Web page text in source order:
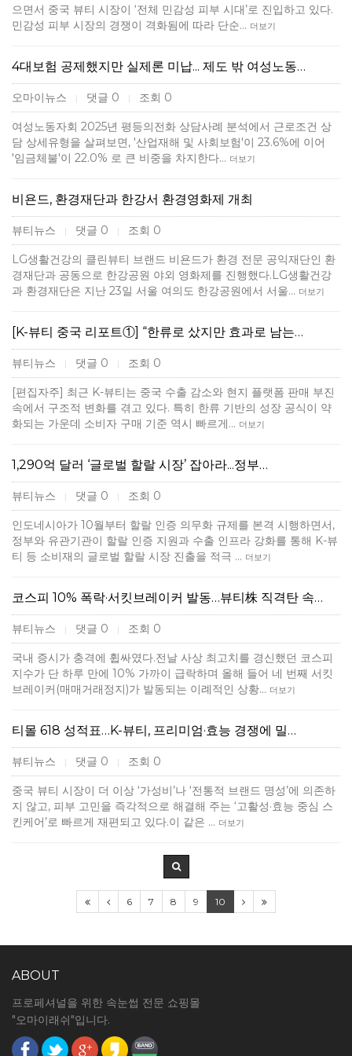
으면서 중국 뷰티 시장이 ‘전체 민감성 피부 시대’로 진입하고 있다.
민감성 피부 시장의 경쟁이 격화됨에 따라 단순… 더보기
4대보험 공제했지만 실제론 미납... 제도 밖 여성노동…
오마이뉴스 | 댓글 0 | 조회 0
여성노동자회 2025년 평등의전화 상담사례 분석에서 근로조건 상
담 상세유형을 살펴보면, '산업재해 및 사회보험'이 23.6%에 이어
'임금체불'이 22.0% 로 큰 비중을 차지한다… 더보기
비욘드, 환경재단과 한강서 환경영화제 개최
뷰티뉴스 | 댓글 0 | 조회 0
LG생활건강의 클린뷰티 브랜드 비욘드가 환경 전문 공익재단인 환
경재단과 공동으로 한강공원 야외 영화제를 진행했다.LG생활건강
과 환경재단은 지난 23일 서울 여의도 한강공원에서 서울… 더보기
[K-뷰티 중국 리포트①] “한류로 샀지만 효과로 남는…
뷰티뉴스 | 댓글 0 | 조회 0
[편집자주] 최근 K-뷰티는 중국 수출 감소와 현지 플랫폼 판매 부진
속에서 구조적 변화를 겪고 있다. 특히 한류 기반의 성장 공식이 약
화되는 가운데 소비자 구매 기준 역시 빠르게… 더보기
1,290억 달러 ‘글로벌 할랄 시장’ 잡아라...정부…
뷰티뉴스 | 댓글 0 | 조회 0
인도네시아가 10월부터 할랄 인증 의무화 규제를 본격 시행하면서,
정부와 유관기관이 할랄 인증 지원과 수출 인프라 강화를 통해 K-뷰
티 등 소비재의 글로벌 할랄 시장 진출을 적극 … 더보기
코스피 10% 폭락·서킷브레이커 발동…뷰티株 직격탄 속…
뷰티뉴스 | 댓글 0 | 조회 0
국내 증시가 충격에 휩싸였다.전날 사상 최고치를 경신했던 코스피
지수가 단 하루 만에 10% 가까이 급락하며 올해 들어 네 번째 서킷
브레이커(매매거래정지)가 발동되는 이례적인 상황… 더보기
티몰 618 성적표…K-뷰티, 프리미엄·효능 경쟁에 밀…
뷰티뉴스 | 댓글 0 | 조회 0
중국 뷰티 시장이 더 이상 ‘가성비’나 ‘전통적 브랜드 명성’에 의존하
지 않고, 피부 고민을 즉각적으로 해결해 주는 ‘고활성·효능 중심 스
킨케어’로 빠르게 재편되고 있다.이 같은 … 더보기
6 7 8 9 10
ABOUT
프로페셔널을 위한 속눈썹 전문 쇼핑몰
"오마이래쉬"입니다.